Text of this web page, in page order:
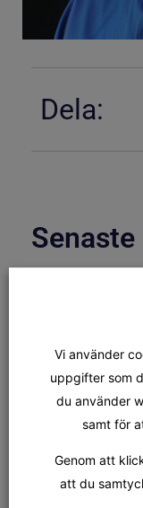
Dela:
Vi använder
uppgifter som
du använder
samt för
Genom att
att du